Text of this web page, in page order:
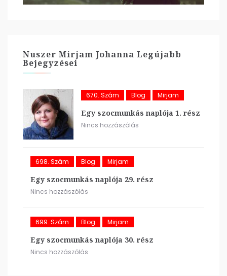
Nuszer Mirjam Johanna Legújabb
Bejegyzései
670. Szám Blog Mirjam
Egy szocmunkás naplója 1. rész
Nincs hozzászólás
698. Szám Blog Mirjam
Egy szocmunkás naplója 29. rész
Nincs hozzászólás
699. Szám Blog Mirjam
Egy szocmunkás naplója 30. rész
Nincs hozzászólás